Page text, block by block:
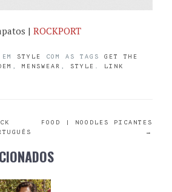
| ROCKPORT
EM STYLE COM AS TAGS GET THE
MENSWEAR STYLE
LINK
FOOD | NOODLES PICANTES
→